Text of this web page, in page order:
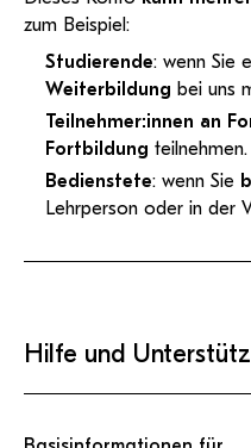
zum Beispiel:
Studierende: wenn Sie
Weiterbildung bei uns
Teilnehmer:innen an
Fortbildung teilnehmen.
Bedienstete: wenn Sie
Lehrperson oder in der
Hilfe und